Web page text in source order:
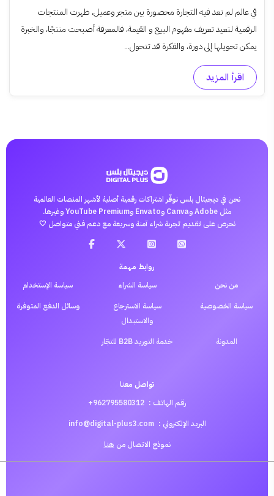
في عالم لم تعد فيه التجارة محصورة بين متجر وعميل، ظهرت المنتجات
الرقمية لتعيد تعريف مفهوم البيع و القيمة، فالمعرفة أصبحت منتجًا، والخبرة
يمكن تحويلها إلى دورة، والفكرة قد تتحول...
اقرأ المزيد
نحن في ديجيتال بلس نوفّر اشتراكات رقمية أصلية لأشهر المنصات العالمية
مثل Adobe وCanva وEnvato وYouTube Premium وغيرها.
نحرص على تقديم تجربة شراء آمنة وسريعة مع دعم فني متواصل 🤍
روابط مهمة
من نحن
سياسة الشراء
سياسة الإستخدام
سياسة الخصوصية
سياسة الاسترجاع
والاستبدال
وسائل الدفع المتوفرة
المدونة خدمة التوريد B2B للتجّار
تواصل معنا
رقم الهاتف : 962795580312+
البريد الإلكتروني : info@digital-plus3.com
نموذج الاتصال من هنا